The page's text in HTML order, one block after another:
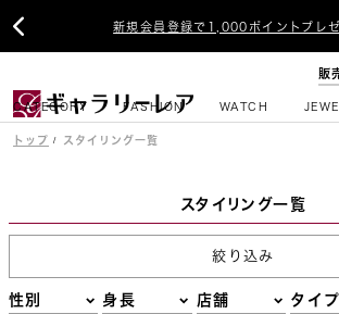
新規会員登録で1,000ポイントプレ

販
CATEGORY FASHION WATCH
トップ スタイリング一覧
スタイリング一覧
絞り込み
性別 身長 店舗 タイプ